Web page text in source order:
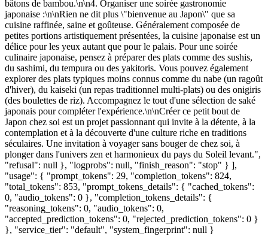
bâtons de bambou.\n\n4. Organiser une soirée gastronomie
japonaise :\n\nRien ne dit plus \"bienvenue au Japon\" que sa
cuisine raffinée, saine et goûteuse. Généralement composée de
petites portions artistiquement présentées, la cuisine japonaise est un
délice pour les yeux autant que pour le palais. Pour une soirée
culinaire japonaise, pensez à préparer des plats comme des sushis,
du sashimi, du tempura ou des yakitoris. Vous pouvez également
explorer des plats typiques moins connus comme du nabe (un ragoût
d'hiver), du kaiseki (un repas traditionnel multi-plats) ou des onigiris
(des boulettes de riz). Accompagnez le tout d'une sélection de saké
japonais pour compléter l'expérience.\n\nCréer ce petit bout de
Japon chez soi est un projet passionnant qui invite à la détente, à la
contemplation et à la découverte d'une culture riche en traditions
séculaires. Une invitation à voyager sans bouger de chez soi, à
plonger dans l'univers zen et harmonieux du pays du Soleil levant.",
"refusal": null }, "logprobs": null, "finish_reason": "stop" } ],
"usage": { "prompt_tokens": 29, "completion_tokens": 824,
"total_tokens": 853, "prompt_tokens_details": { "cached_tokens":
0, "audio_tokens": 0 }, "completion_tokens_details": {
"reasoning_tokens": 0, "audio_tokens": 0,
"accepted_prediction_tokens": 0, "rejected_prediction_tokens": 0 }
}, "service_tier": "default", "system_fingerprint": null }